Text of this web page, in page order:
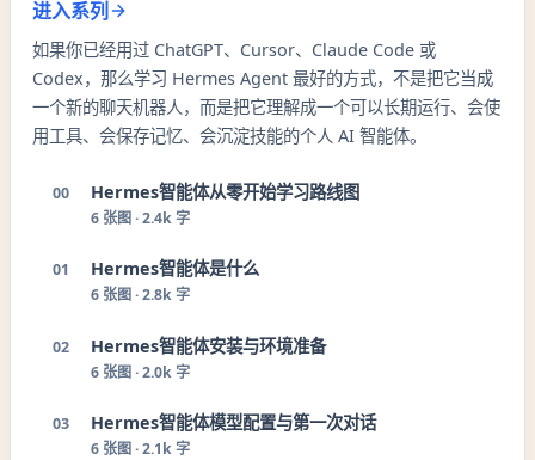
进入系列
如果你已经用过 ChatGPT、Cursor、Claude Code 或
Codex，那么学习 Hermes Agent 最好的方式，不是把它当成
一个新的聊天机器人，而是把它理解成一个可以长期运行、会使
用工具、会保存记忆、会沉淀技能的个人 AI 智能体。
00 Hermes智能体从零开始学习路线图
6 张图 ·2.4k 字
01 Hermes智能体是什么
6 张图 ·2.8k 字
02 Hermes智能体安装与环境准备
6 张图 ·2.0k 字
03 Hermes智能体模型配置与第一次对话
6 张图 ·2.1k 字